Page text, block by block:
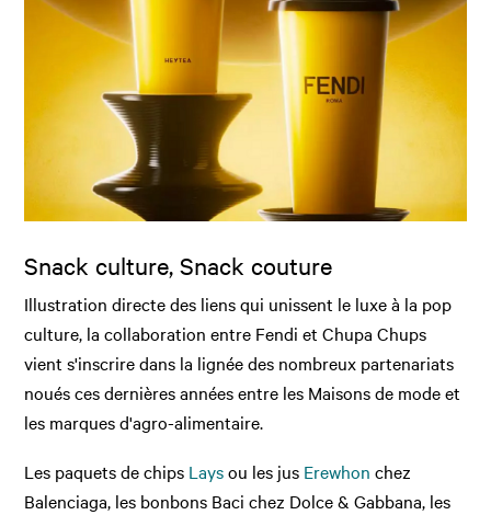
Snack culture, Snack couture
Illustration directe des liens qui unissent le luxe à la pop
culture, la collaboration entre Fendi et Chupa Chups
vient s'inscrire dans la lignée des nombreux partenariats
noués ces dernières années entre les Maisons de mode et
les marques d'agro-alimentaire.
Les paquets de chips Laysou les jus Erewhon chez
Balenciaga, les bonbons Baci chez Dolce & Gabbana, les